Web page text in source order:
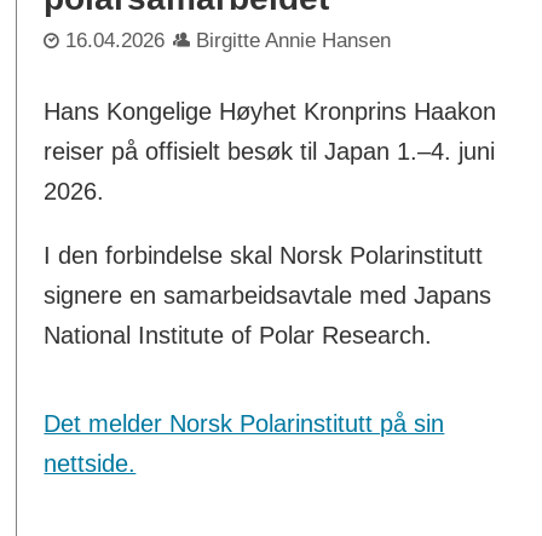
16.04.2026 Birgitte Annie Hansen
Hans Kongelige Høyhet Kronprins Haakon
reiser på offisielt besøk til Japan 1.–4. juni
2026.
I den forbindelse skal Norsk Polarinstitutt
signere en samarbeidsavtale med Japans
National Institute of Polar Research.
Det melder Norsk Polarinstitutt på sin
nettside.